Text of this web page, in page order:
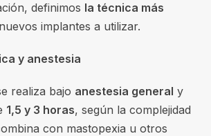
definimos la técnica más
implantes a utilizar.
y anestesia
realiza bajo anestesia general y
1,5 y 3 horas, según la complejidad
con mastopexia u otros